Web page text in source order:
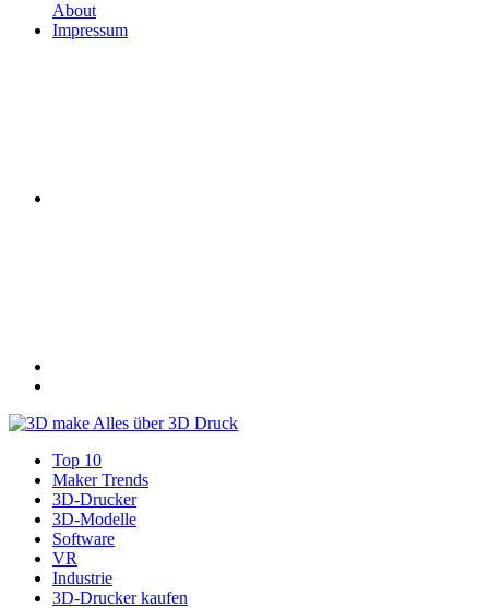
About
Impressum
Top 10
Maker Trends
3D-Drucker
3D-Modelle
Software
VR
Industrie
3D-Drucker kaufen